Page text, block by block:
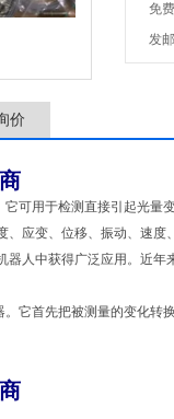
免
发
价
可用于检测直接引起光
应变、位移、振动、速
人中获得广泛应用。近
它首先把被测量的变化